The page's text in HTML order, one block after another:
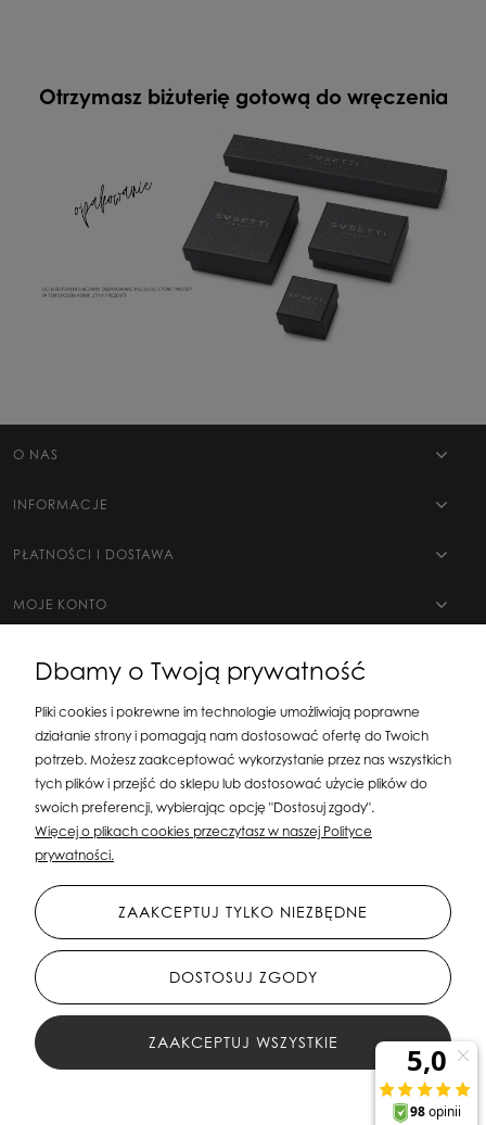
Otrzymasz biżuterię gotową do wręczenia
O NAS
INFORMACJE
PŁATNOŚCI I DOSTAWA
MOJE KONTO
Silit Group Maciej Suska
| ul. Astronomów 16, 80-299 Gdańsk, woj. pomorskie
sklepsusetti@gmail.com
Tel.: 508-107-233 | NIP: 5841956567 REGON:
Dbamy o Twoją prywatność
Pliki cookies i pokrewne im technologie umożliwiają poprawne
działanie strony i pomagają nam dostosować ofertę do Twoich
potrzeb. Możesz zaakceptować wykorzystanie przez nas wszystkich
tych plików i przejść do sklepu lub dostosować użycie plików do
swoich preferencji, wybierając opcję "Dostosuj zgody".
Więcej o plikach cookies przeczytasz w naszej Polityce
prywatności.
ZAAKCEPTUJ TYLKO NIEZBĘDNE
DOSTOSUJ ZGODY
ZAAKCEPTUJ WSZYSTKIE